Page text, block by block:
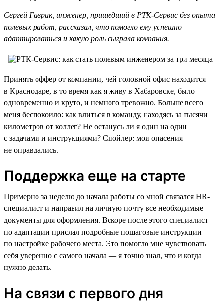
Сергей Гаврик, инженер, пришедший в РТК-Сервис без опыта
полевых работ, рассказал, что помогло ему успешно
адаптироваться и какую роль сыграла компания.
Принять оффер от компании, чей головной офис находится
в Краснодаре, в то время как я живу в Хабаровске, было
одновременно и круто, и немного тревожно. Больше всего
меня беспокоило: как влиться в команду, находясь за тысячи
километров от коллег? Не останусь ли я один на один
с задачами и инструкциями? Спойлер: мои опасения
не оправдались.
Поддержка еще на старте
Примерно за неделю до начала работы со мной связался HR-
специалист и направил на личную почту все необходимые
документы для оформления. Вскоре после этого специалист
по адаптации прислал подробные пошаговые инструкции
по настройке рабочего места. Это помогло мне чувствовать
себя уверенно с самого начала — я точно знал, что и когда
нужно делать.
На связи с первого дня